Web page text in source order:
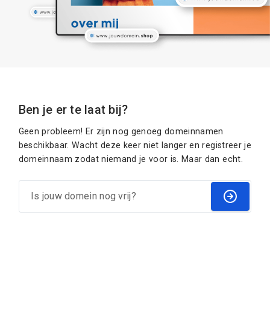
Ben je er te laat bij?
Geen probleem! Er zijn nog genoeg domeinnamen
beschikbaar. Wacht deze keer niet langer en registreer je
domeinnaam zodat niemand je voor is. Maar dan echt.